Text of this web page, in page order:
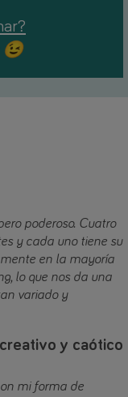
😉
poderoso. Cuatro
y cada uno tiene su
en la mayoría
lo que nos da una
variado y
y caótico
mi forma de